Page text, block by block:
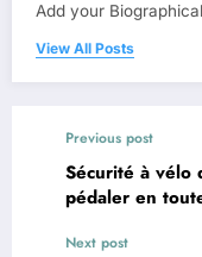
Add your
View All Posts
Previous post
Sécurité à vélo
pédaler en
Next post